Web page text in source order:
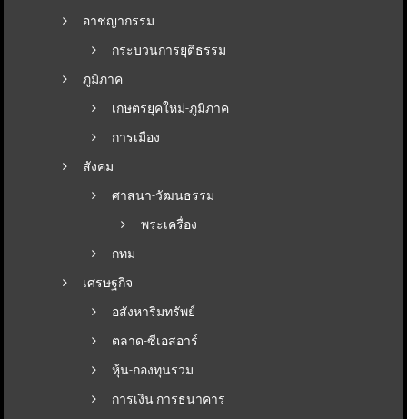
อาชญากรรม
กระบวนการยุติธรรม
ภูมิภาค
เกษตรยุคใหม่-ภูมิภาค
การเมือง
สังคม
ศาสนา-วัฒนธรรม
พระเครื่อง
กทม
เศรษฐกิจ
อสังหาริมทรัพย์
ตลาด-ซีเอสอาร์
หุ้น-กองทุนรวม
การเงิน การธนาคาร